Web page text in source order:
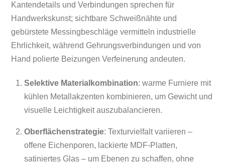
Kantendetails und Verbindungen sprechen für
Handwerkskunst; sichtbare Schweißnähte und
gebürstete Messingbeschläge vermitteln industrielle
Ehrlichkeit, während Gehrungsverbindungen und von
Hand polierte Beizungen Verfeinerung andeuten.
Selektive Materialkombination: warme Furniere mit
kühlen Metallakzenten kombinieren, um Gewicht und
visuelle Leichtigkeit auszubalancieren.
Oberflächenstrategie: Texturvielfalt variieren –
offene Eichenporen, lackierte MDF-Platten,
satiniertes Glas – um Ebenen zu schaffen, ohne